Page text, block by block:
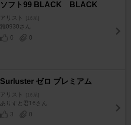
ソフト99 BLACK BLACK
アリスト [16系]
雅0930さん
0
0
Surluster ゼロ プレミアム
アリスト [16系]
ありすと君16さん
3
0